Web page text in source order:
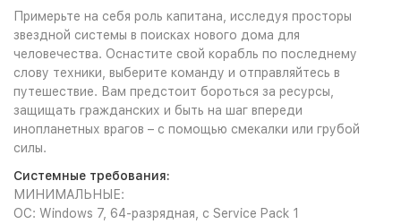
Примерьте на себя роль капитана, исследуя просторы
звездной системы в поисках нового дома для
человечества. Оснастите свой корабль по последнему
слову техники, выберите команду и отправляйтесь в
путешествие. Вам предстоит бороться за ресурсы,
защищать гражданских и быть на шаг впереди
инопланетных врагов – с помощью смекалки или грубой
силы.
Системные требования:
МИНИМАЛЬНЫЕ:
ОС: Windows 7, 64-разрядная, с Service Pack 1